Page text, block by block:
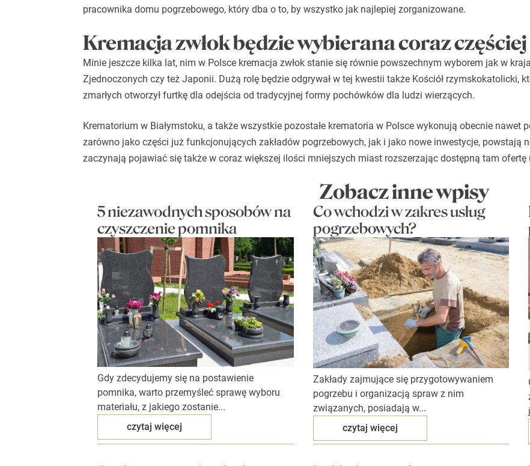
pracownika domu pogrzebowego, który dba o to, by wszystko jak najlepiej zorganizowane.
Kremacja zwłok będzie wybierana coraz częściej
Minie jeszcze kilka lat, nim w Polsce kremacja zwłok stanie się równie powszechnym wyborem jak w
Zjednoczonych czy też Japonii. Dużą rolę będzie odgrywał w tej kwestii także Kościół rzymskokatolicki,
zmarłych otworzył furtkę dla odejścia od tradycyjnej formy pochówków dla ludzi wierzących.
Krematorium w Białymstoku, a także wszystkie pozostałe krematoria w Polsce wykonują obecnie nawet
zarówno jako części już funkcjonujących zakładów pogrzebowych, jak i jako nowe inwestycje, powstają
zaczynają pojawiać się także w coraz większej ilości mniejszych miast rozszerzając dostępną tam ofertę
Zobacz inne wpisy
5 niezawodnych sposobów na
czyszczenie pomnika
Gdy zdecydujemy się na postawienie
pomnika, warto przemyśleć sprawę wyboru
materiału, z jakiego zostanie...
czytaj więcej
Co wchodzi w zakres usług
pogrzebowych?
Zakłady zajmujące się przygotowywaniem
pogrzebu i organizacją spraw z nim
związanych, posiadają w...
czytaj więcej